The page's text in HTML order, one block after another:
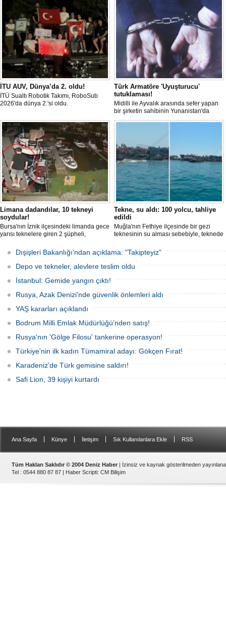
İTU AUV, Dünya’da 2. oldu!
İTÜ Sualtı Robotik Takımı, RoboSub
2026'da dünya 2.'si oldu.
Türk Armatöre 'Uyuşturucu'
tutuklaması!
Midilli ile Ayvalık arasında sefer yapan
bir şirketin sahibinin Yunanistan'da
tutuklandığı bildirildi.
Limana dadandılar, 10 tekneyi
soydular!
Bursa'nın İznik ilçesindeki limanda gece
yarısı teknelere giren 2 şüpheli,
çaldı. Olay, güvenlik kameralarına
yansıdı, tekne sahiplerinin ihbarıyla
jandarma inceleme başlattı.
Tekne, su aldı: 100 yolcu, tahliye
edildi
Muğla'nın Fethiye ilçesinde bir gezi
teknesinin su alması sebebiyle, teknede
teknenin batmaması için bölgede
kurtarma çalışması başlatıldı.
Dışişleri Bakanlığı'ndan açıklama: "Takipteyiz"
Depo ve tekneler, alevlere teslim oldu
İstanbul: Gemide yangın çıktı!
Rusya, Azak Denizi'nde güvenlik önlemleri aldı
YAŞ kararları açıklandı
Bodrum Milli Emlak Müdürlüğü’nden satış!
Rusya'nın 'Gölge Filosu' tankerine operasyon!
Türkiye'nin ilk kadın Tümamiral adayı: Gökçen Fırat!
Karadeniz'de Türk gemisine saldırı!
Safi Lion, 39 kişiyi kurtardı
Fransız Meridiam,
ihalesine hazırlanıyor
Bloomberg'in haberine
altyapı yatırım şirketi
Sultan Mehmet
özelleştirilmesine
açıklaması
Alsancak Limanı’nın
Yatırımlardan Sorumlu
açıklamasında
listesinden
Ana Sayfa Künye İletişim Sık Kullanılanlara Ekle RSS
Tüm Hakları Saklıdır © 2004 Deniz Haber | İzinsiz ve kaynak gösterilmeden
Tel : 0544 880 87 87 | Haber Scripti: CM Bilişim